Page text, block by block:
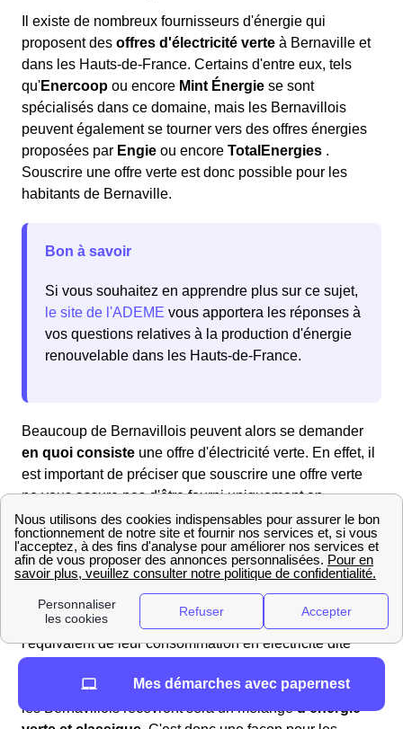
Il existe de nombreux fournisseurs d'énergie qui
proposent des offres d'électricité verte à Bernaville et
dans les Hauts-de-France. Certains d'entre eux, tels
qu'Enercoop ou encore Mint Énergie se sont
spécialisés dans ce domaine, mais les Bernavillois
peuvent également se tourner vers des offres énergies
proposées par Engie ou encore TotalEnergies .
Souscrire une offre verte est donc possible pour les
habitants de Bernaville.
Bon à savoir
Si vous souhaitez en apprendre plus sur ce sujet,
le site de l'ADEME vous apportera les réponses à
vos questions relatives à la production d'énergie
renouvelable dans les Hauts-de-France.
Beaucoup de Bernavillois peuvent alors se demander
en quoi consiste une offre d'électricité verte. En effet, il
est important de préciser que souscrire une offre verte
ne vous assure pas d'être fourni uniquement en
électricité issue d'une production d'énergie renouvelable
dans les Hauts-de-France.
S'abonner à un contrat d'électricité verte permet
cependant aux habitants de Bernaville de voir le
fournisseurréinjecter dans le réseau
l'équivalent de leur consommation en électricité dite
photovoltaïques, éoliennes etc.). Ainsi, l'électricité que
les Bernavillois recevront sera un mélanged'énergie
Mes démarches avec papernest